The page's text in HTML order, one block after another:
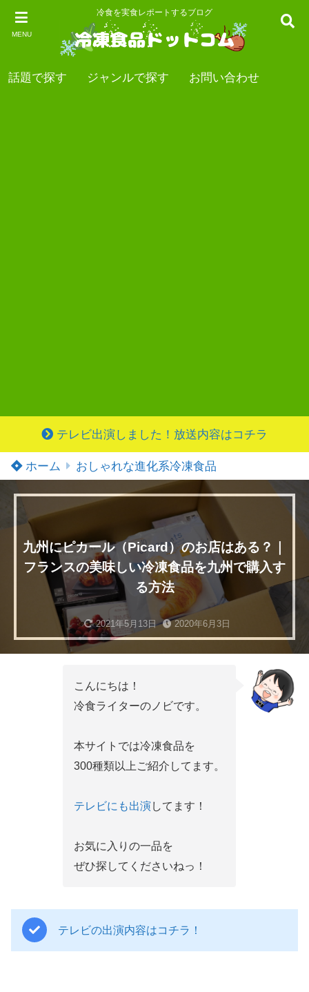
MENU
冷食を実食レポートするブログ
話題で探す ジャンルで探す お問い合わせ
テレビ出演しました！放送内容はコチラ
ホーム おしゃれな進化系冷凍食品
九州にピカール（Picard）のお店はある？｜
フランスの美味しい冷凍食品を九州で購入す
る方法
2021年5月13日 2020年6月3日
こんにちは！
冷食ライターのノビです。
本サイトでは冷凍食品を
300種類以上ご紹介してます。
テレビにも出演してます！
お気に入りの一品を
ぜひ探してくださいねっ！
テレビの出演内容はコチラ！